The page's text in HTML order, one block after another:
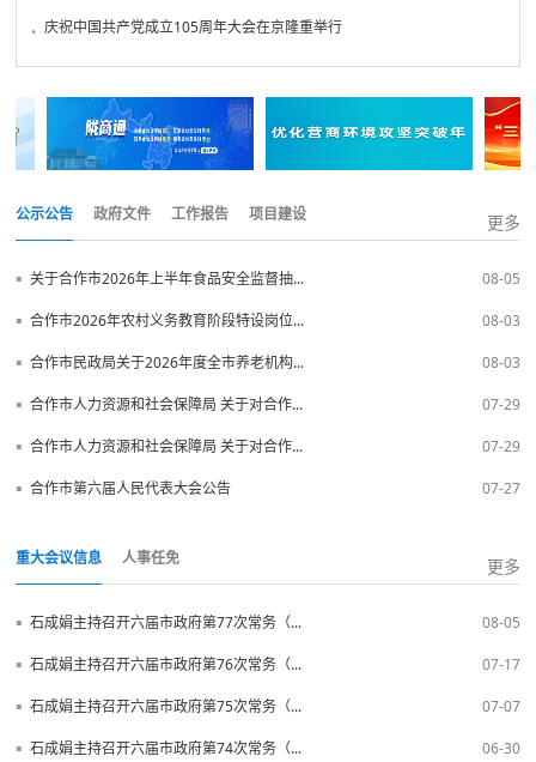
. 庆祝中国共产党成立105周年大会在京隆重举行
公示公告 政府文件 工作报告 项目建设 更多
▪ 关于合作市2026年上半年食品安全监督抽... 08-05
▪ 合作市2026年农村义务教育阶段特设岗位... 08-03
▪ 合作市民政局关于2026年度全市养老机构... 08-03
▪ 合作市人力资源和社会保障局 关于对合作... 07-29
▪ 合作市人力资源和社会保障局 关于对合作... 07-29
▪ 合作市第六届人民代表大会公告 07-27
重大会议信息 人事任免 更多
▪ 石成娟主持召开六届市政府第77次常务（... 08-05
▪ 石成娟主持召开六届市政府第76次常务（... 07-17
▪ 石成娟主持召开六届市政府第75次常务（... 07-07
▪ 石成娟主持召开六届市政府第74次常务（... 06-30